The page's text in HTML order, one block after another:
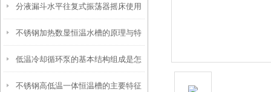
明
分液漏斗水平往复式振荡器摇床使用
时需要注意这几点
不锈钢加热数显恒温水槽的原理与特
点是怎样的？
低温冷却循环泵的基本结构组成是怎
样的？
不锈钢高低温一体恒温槽的主要特征